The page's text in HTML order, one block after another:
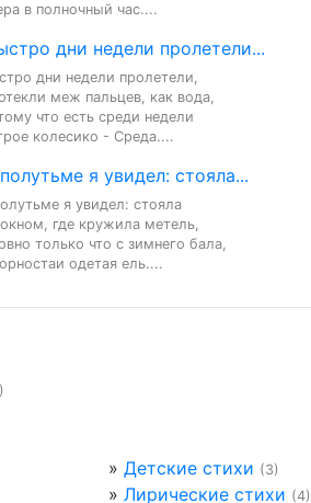
в полночный час....
дни недели пролетели...
дни недели пролетели,
меж пальцев, как вода,
что есть среди недели
колесико - Среда....
я увидел: стояла...
я увидел: стояла
где кружила метель,
только что с зимнего бала,
одетая ель....
» Детские стихи (3)
» Лирические стихи (4)